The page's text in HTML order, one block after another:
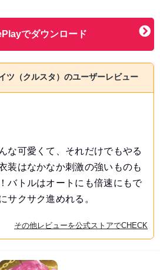
でダウンロード
ツ（クルスタ）のユーザーレビュー
な可愛くて、それだけでもやる
装はなかなか刺激の強いものも
バトルはオートにも倍速にもで
サクサク進めれる。
その他レビューを公式ストアでCHECK